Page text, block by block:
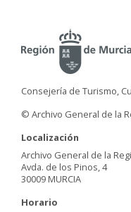
Consejería de Turismo,
© Archivo General de la
Localización
Archivo General de la
Avda. de los Pinos, 4
30009 MURCIA
Horario